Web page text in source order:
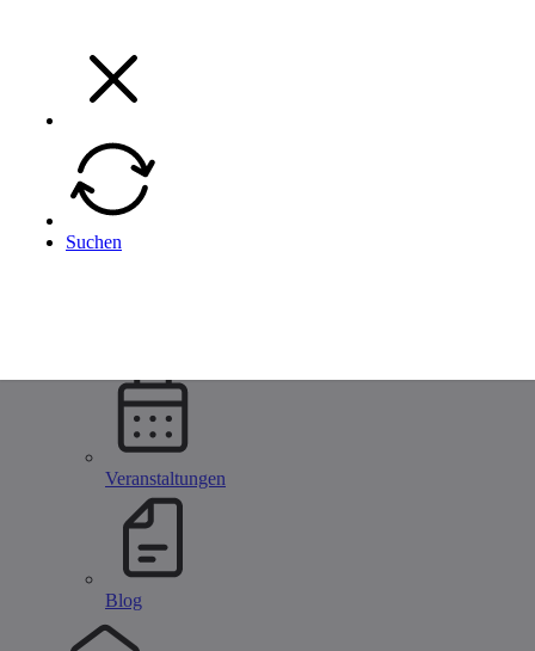
Menü
Veranstaltungen
Blog
Zurück
Unternehmen
Suchen